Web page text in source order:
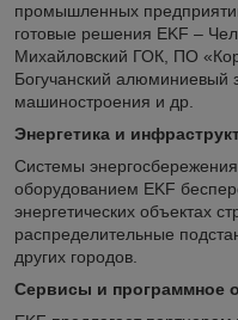
промышленных
готовые решения EKF –
Михайловский ГОК, ПО
Богучанский алюминиевый
машиностроения и др.
Энергетика и
Системы
оборудованием EKF
энергетических объектах
распределительные
других городов.
Сервисы и программное